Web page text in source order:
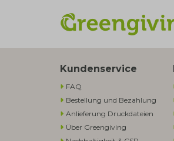
Kundenservice
FAQ
Bestellung und Bezahlung
Anlieferung Druckdateien
Über Greengiving